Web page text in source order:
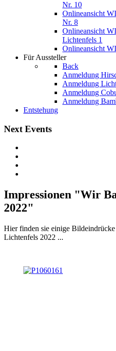
Nr. 10
Onlineansicht
Nr. 8
Onlineansicht
Lichtenfels 1
Onlineansicht
Für Aussteller
Back
Anmeldung
Anmeldung
Anmeldung
Anmeldung
Entstehung
Next Events
Impressionen "Wir
2022"
Hier finden sie einige
Lichtenfels 2022 ...